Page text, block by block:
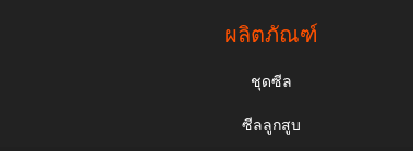
ผลิตภัณฑ์
ชุดซีล
ซีลลูกสูบ